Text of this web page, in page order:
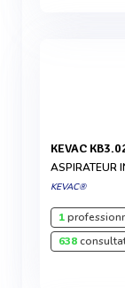
KEVAC
ASPIRATEUR
KEVAC®
1
638